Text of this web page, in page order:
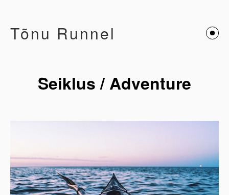
Tõnu Runnel
Seiklus / Adventure